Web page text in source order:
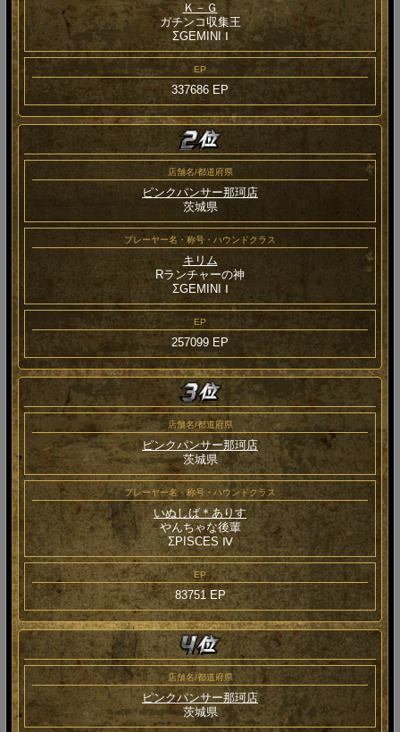
Ｋ－Ｇ
ガチンコ収集王
ΣGEMINI Ⅰ
EP
337686 EP
店舗名/都道府県
ピンクパンサー那珂店
茨城県
プレーヤー名・称号・ハウンドクラス
キリム
Rランチャーの神
ΣGEMINI Ⅰ
EP
257099 EP
店舗名/都道府県
ピンクパンサー那珂店
茨城県
プレーヤー名・称号・ハウンドクラス
いぬしば＊ありす
やんちゃな後輩
ΣPISCES Ⅳ
EP
83751 EP
店舗名/都道府県
ピンクパンサー那珂店
茨城県